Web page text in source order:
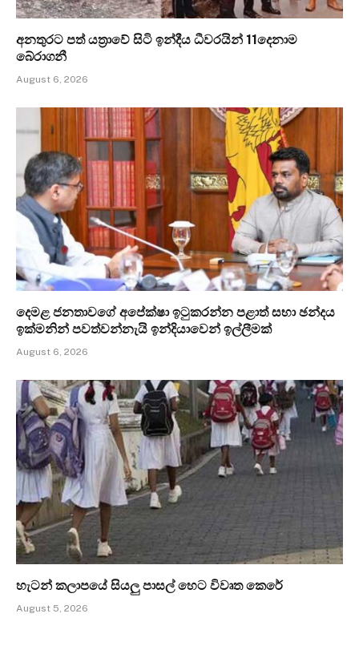
අනතුරට පත් යත්‍රාවේ සිටි ඉන්දීය ධීවරයින් 11දෙනාම
බේරාගනී
August 6, 2026
දෙමළ ජනතාවගේ අපේක්ෂා ඉටුකරන්න පළාත් සභා ඡන්දය
ඉක්මනින් පවත්වන්නැයි ඉන්දියාවෙන් ඉල්ලීමක්
August 6, 2026
හැටන් කලාපයේ සියලු පාසල් හෙට විවෘත කෙරේ
August 5, 2026